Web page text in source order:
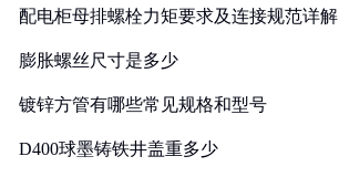
配电柜母排螺栓力矩要求及连接规范详解
膨胀螺丝尺寸是多少
镀锌方管有哪些常见规格和型号
D400球墨铸铁井盖重多少